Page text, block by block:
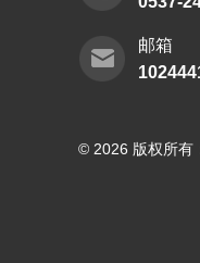
邮箱
© 2026 版权所有